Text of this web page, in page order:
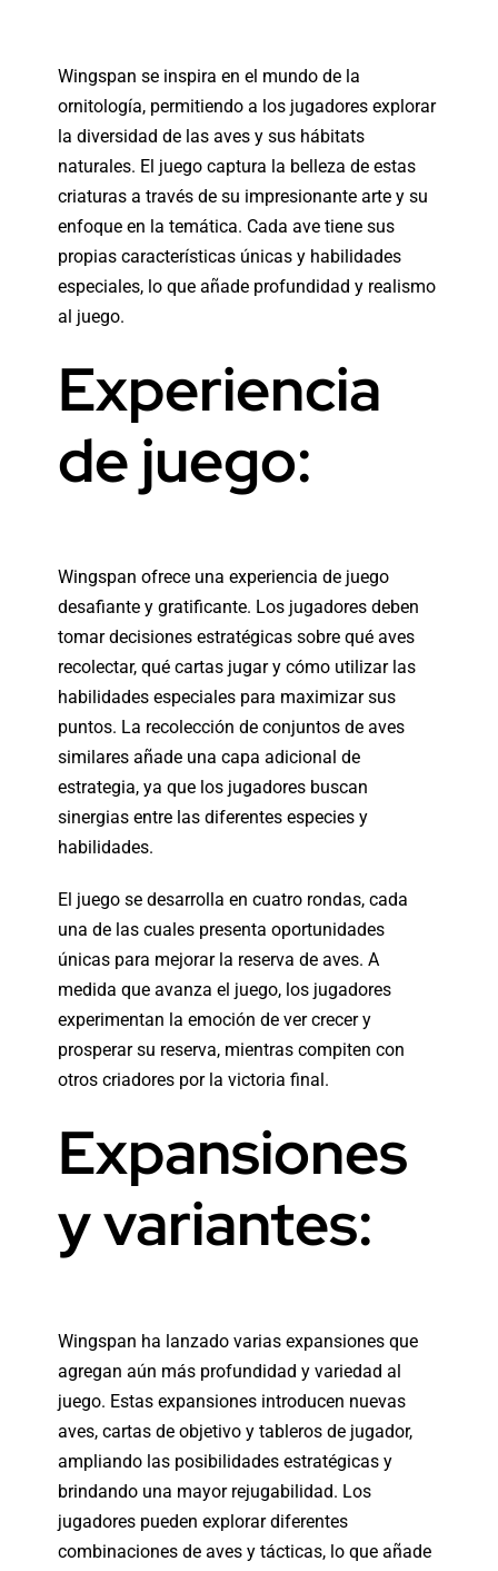
Wingspan se inspira en el mundo de la
ornitología, permitiendo a los jugadores explorar
la diversidad de las aves y sus hábitats
naturales. El juego captura la belleza de estas
criaturas a través de su impresionante arte y su
enfoque en la temática. Cada ave tiene sus
propias características únicas y habilidades
especiales, lo que añade profundidad y realismo
al juego.
Experiencia
de juego:
Wingspan ofrece una experiencia de juego
desafiante y gratificante. Los jugadores deben
tomar decisiones estratégicas sobre qué aves
recolectar, qué cartas jugar y cómo utilizar las
habilidades especiales para maximizar sus
puntos. La recolección de conjuntos de aves
similares añade una capa adicional de
estrategia, ya que los jugadores buscan
sinergias entre las diferentes especies y
habilidades.
El juego se desarrolla en cuatro rondas, cada
una de las cuales presenta oportunidades
únicas para mejorar la reserva de aves. A
medida que avanza el juego, los jugadores
experimentan la emoción de ver crecer y
prosperar su reserva, mientras compiten con
otros criadores por la victoria final.
Expansiones
y variantes:
Wingspan ha lanzado varias expansiones que
agregan aún más profundidad y variedad al
juego. Estas expansiones introducen nuevas
aves, cartas de objetivo y tableros de jugador,
ampliando las posibilidades estratégicas y
brindando una mayor rejugabilidad. Los
jugadores pueden explorar diferentes
combinaciones de aves y tácticas, lo que añade